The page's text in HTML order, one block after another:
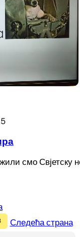
смо Свјетску
Следећа страна